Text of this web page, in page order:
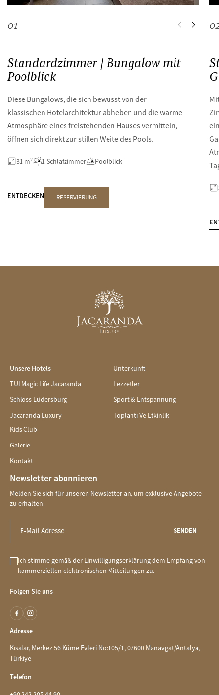
Standardzimmer | Bungalow mit
Poolblick
Diese Bungalows, die sich bewusst von der
klassischen Hotelarchitektur abheben und die warme
Atmosphäre eines freistehenden Hauses vermitteln,
öffnen sich direkt zur stillen Weite des Pools.
31 m2 1 Schlafzimmer Poolblick
ENTDECKEN RESERVIERUNG
01 0
Unsere Hotels
TUI Magic Life Jacaranda
Schloss Lüdersburg
Jacaranda Luxury
Unterkunft
Lezzetler
Sport & Entspannung
Toplantı Ve Etkinlik
Kids Club
Galerie
Kontakt
Newsletter abonnieren
Melden Sie sich für unseren Newsletter an, um exklusive Angebote
zu erhalten.
SENDEN
Ich stimme gemäß der Einwilligungserklärung dem Empfang von
kommerziellen elektronischen Mitteilungen zu.
Folgen Sie uns
Adresse
Kısalar, Merkez 56 Küme Evleri No:105/1, 07600 Manavgat/Antalya,
Türkiye
Telefon